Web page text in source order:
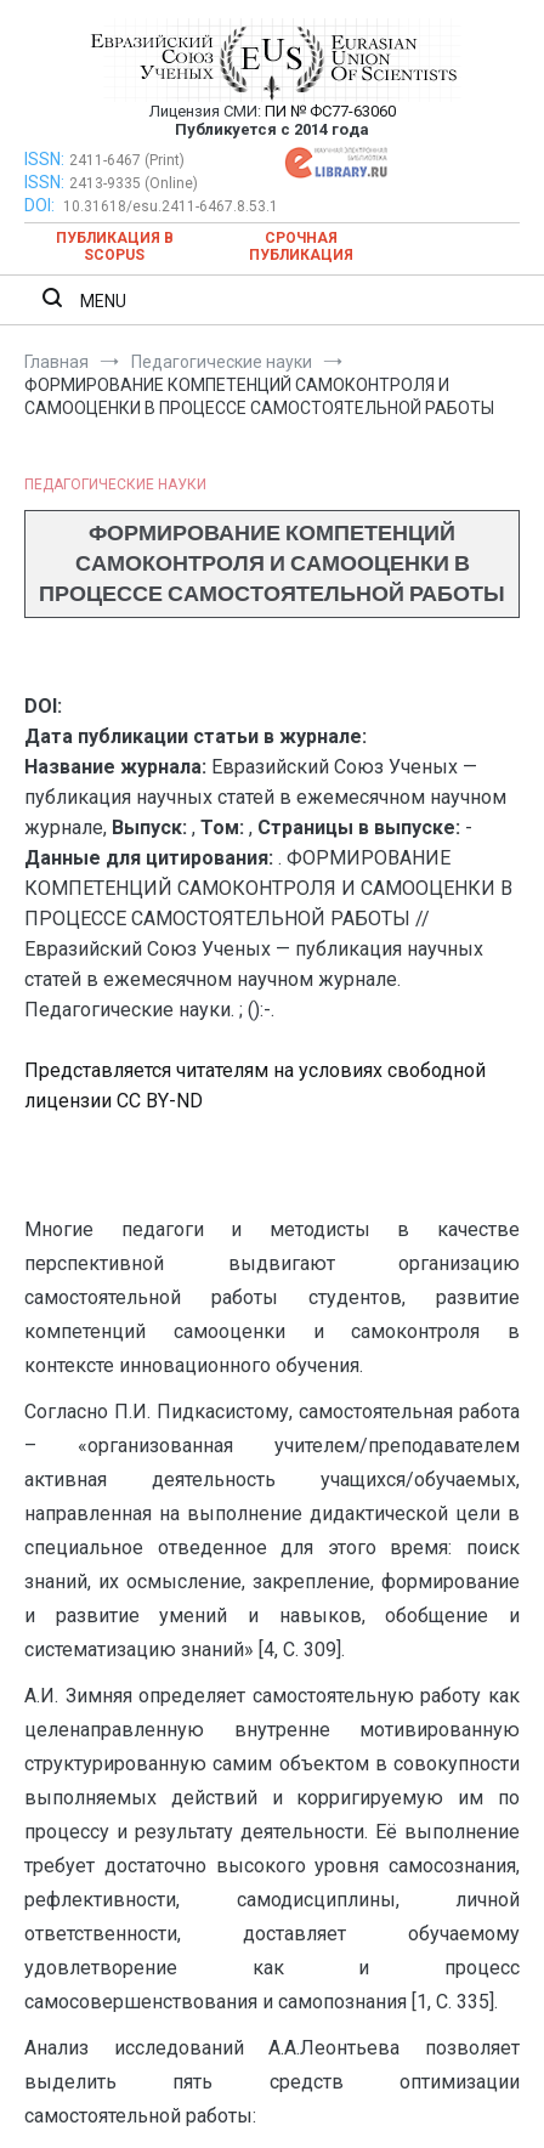
Евразийский Союз Ученых —
публикация научных статей в
ежемесячном научном журнале
Лицензия СМИ: ПИ № ФС77-63060
Публикуется с 2014 года
Евразийский Союз Ученых — публикация научных статей в
ежемесячном научном журнале
ISSN: 2411-6467 (Print)
ISSN: 2413-9335 (Online)
DOI:
10.31618/esu.2411-6467.8.53.1
ПУБЛИКАЦИЯ В
SCOPUS
СРОЧНАЯ
ПУБЛИКАЦИЯ
MENU
Главная
Педагогические науки
ФОРМИРОВАНИЕ КОМПЕТЕНЦИЙ САМОКОНТРОЛЯ И
САМООЦЕНКИ В ПРОЦЕССЕ САМОСТОЯТЕЛЬНОЙ РАБОТЫ
ПЕДАГОГИЧЕСКИЕ НАУКИ
ФОРМИРОВАНИЕ КОМПЕТЕНЦИЙ
САМОКОНТРОЛЯ И САМООЦЕНКИ В
ПРОЦЕССЕ САМОСТОЯТЕЛЬНОЙ РАБОТЫ
DOI:
Дата публикации статьи в журнале:
Название журнала: Евразийский Союз Ученых —
публикация научных статей в ежемесячном научном
журнале, Выпуск: , Том: , Страницы в выпуске: -
Данные для цитирования: . ФОРМИРОВАНИЕ
КОМПЕТЕНЦИЙ САМОКОНТРОЛЯ И САМООЦЕНКИ В
ПРОЦЕССЕ САМОСТОЯТЕЛЬНОЙ РАБОТЫ //
Евразийский Союз Ученых — публикация научных
статей в ежемесячном научном журнале.
Педагогические науки. ; ():-.
Представляется читателям на условиях свободной
лицензии CC BY-ND
Многие педагоги и методисты в качестве
перспективной выдвигают организацию
самостоятельной работы студентов, развитие
компетенций самооценки и самоконтроля в
контексте инновационного обучения.
Согласно П.И. Пидкасистому, самостоятельная работа
– «организованная учителем/преподавателем
активная деятельность учащихся/обучаемых,
направленная на выполнение дидактической цели в
специальное отведенное для этого время: поиск
знаний, их осмысление, закрепление, формирование
и развитие умений и навыков, обобщение и
систематизацию знаний» [4, С. 309].
А.И. Зимняя определяет самостоятельную работу как
целенаправленную внутренне мотивированную
структурированную самим объектом в совокупности
выполняемых действий и корригируемую им по
процессу и результату деятельности. Её выполнение
требует достаточно высокого уровня самосознания,
рефлективности, самодисциплины, личной
ответственности, доставляет обучаемому
удовлетворение как и процесс
самосовершенствования и самопознания [1, C. 335].
Анализ исследований А.А.Леонтьева позволяет
выделить пять средств оптимизации
самостоятельной работы: